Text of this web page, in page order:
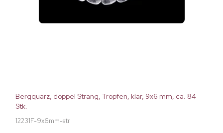
Bergquarz, doppel Strang, Tropfen, klar, 9x6 mm, ca. 84
Stk.
12231F-9x6mm-str